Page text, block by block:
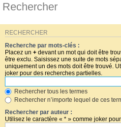
Rechercher
RECHERCHER
Recherche par mots-clés :
Placez un + devant un mot qui doit être
être exclu. Saisissez une suite de mots
uniquement un des mots doit être trouvé.
joker pour des recherches partielles.
Rechercher tous les termes
Rechercher n’importe lequel de ces
Rechercher par auteur :
Utilisez le caractère « * » comme joker